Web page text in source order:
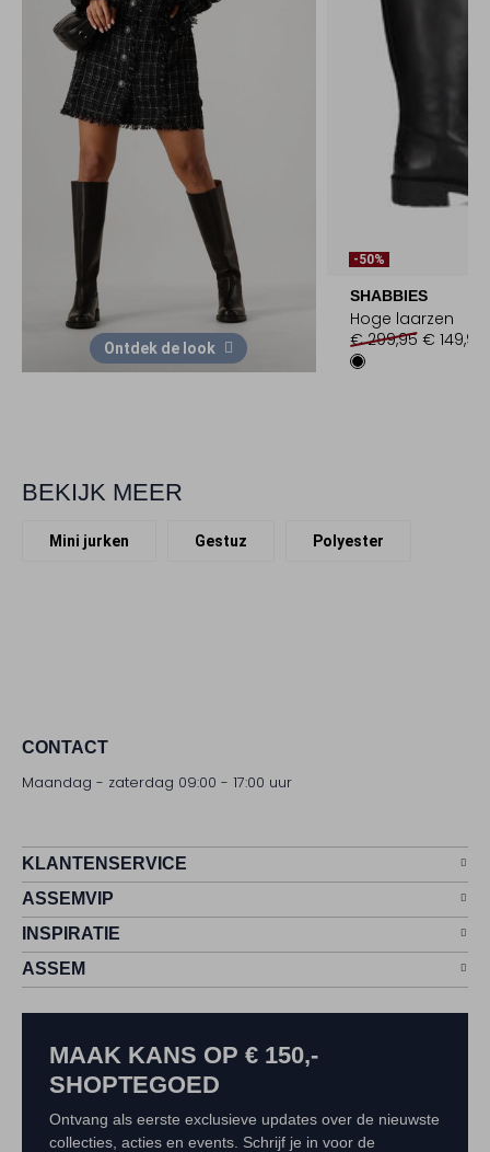
Ontdek de look
-50%
SHABBIES
Hoge laarzen
€ 299,95 € 149,99
BEKIJK MEER
Mini jurken Gestuz Polyester
CONTACT
Maandag - zaterdag 09:00 - 17:00 uur
KLANTENSERVICE
ASSEMVIP
INSPIRATIE
ASSEM
MAAK KANS OP € 150,-
SHOPTEGOED
Ontvang als eerste exclusieve updates over de nieuwste
collecties, acties en events. Schrijf je in voor de